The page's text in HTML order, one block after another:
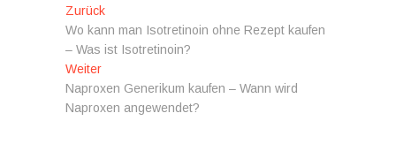
Beitragsnavigation
ZurückVorheriger
Beitrag:
Wo kann man Isotretinoin ohne Rezept kaufen
– Was ist Isotretinoin?
WeiterNächster
Beitrag:
Naproxen Generikum kaufen – Wann wird
Naproxen angewendet?